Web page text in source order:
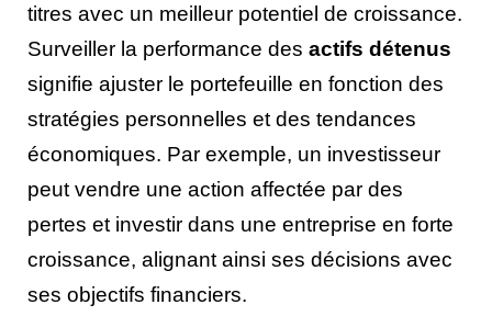
titres avec un meilleur potentiel de croissance.
Surveiller la performance des actifs détenus
signifie ajuster le portefeuille en fonction des
stratégies personnelles et des tendances
économiques. Par exemple, un investisseur
peut vendre une action affectée par des
pertes et investir dans une entreprise en forte
croissance, alignant ainsi ses décisions avec
ses objectifs financiers.